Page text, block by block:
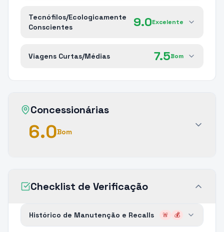
Tecnófilos/Ecologicamente
Conscientes
9.0Excelente
Viagens Curtas/Médias 7.5Bom
Concessionárias
6.0Bom
Checklist de Verificação
Histórico de Manutenção e Recalls 🚨 💰